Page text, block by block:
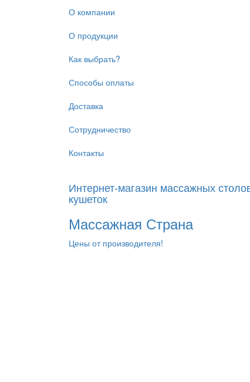
О компании
О продукции
Как выбрать?
Способы оплаты
Доставка
Сотрудничество
Контакты
Интернет-магазин массажных
кушеток
Массажная Страна
Цены от производителя!